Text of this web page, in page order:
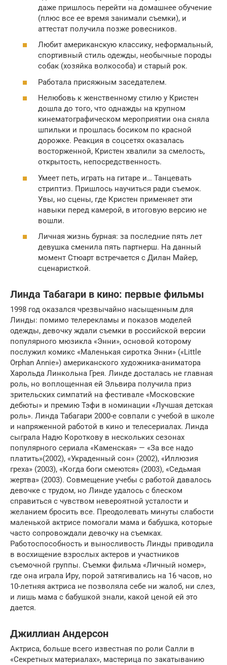
даже пришлось перейти на домашнее обучение
(плюс все ее время занимали съемки), и
аттестат получила позже ровесников.
Любит американскую классику, неформальный,
спортивный стиль одежды, необычные породы
собак (хозяйка волкособа) и старый рок.
Работала присяжным заседателем.
Нелюбовь к женственному стилю у Кристен
дошла до того, что однажды на крупном
кинематографическом мероприятии она сняла
шпильки и прошлась босиком по красной
дорожке. Реакция в соцсетях оказалась
восторженной, Кристен хвалили за смелость,
открытость, непосредственность.
Умеет петь, играть на гитаре и… Танцевать
стриптиз. Пришлось научиться ради съемок.
Увы, но сцены, где Кристен применяет эти
навыки перед камерой, в итоговую версию не
вошли.
Личная жизнь бурная: за последние пять лет
девушка сменила пять партнерш. На данный
момент Стюарт встречается с Дилан Майер,
сценаристкой.
Линда Табагари в кино: первые фильмы
1998 год оказался чрезвычайно насыщенным для
Линды: помимо телерекламы и показов моделей
одежды, девочку ждали съемки в российской версии
популярного мюзикла «Энни», основой которому
послужил комикс «Маленькая сиротка Энни» («Little
Orphan Annie») американского художника-аниматора
Харольда Линкольна Грея. Линде досталась не главная
роль, но воплощенная ей Эльвира получила приз
зрительских симпатий на фестивале «Московские
дебюты» и премию Тэфи в номинации «Лучшая детская
роль». Линда Табагари 2000-е совпали с учебой в школе
и напряженной работой в кино и телесериалах. Линда
сыграла Надю Короткову в нескольких сезонах
популярного сериала «Каменская» — «За все надо
платить»(2002), «Украденный сон» (2002), «Иллюзия
греха» (2003), «Когда боги смеются» (2003), «Седьмая
жертва» (2003). Совмещение учебы с работой давалось
девочке с трудом, но Линде удалось с блеском
справиться с чувством невероятной усталости и
желанием бросить все. Преодолевать минуты слабости
маленькой актрисе помогали мама и бабушка, которые
часто сопровождали девочку на съемках.
Работоспособность и выносливость Линды приводила
в восхищение взрослых актеров и участников
съемочной группы. Съемки фильма «Личный номер»,
где она играла Иру, порой затягивались на 16 часов, но
10-летняя актриса не позволяла себе ни жалоб, ни слез,
и лишь мама с бабушкой знали, какой ценой ей это
дается.
Джиллиан Андерсон
Актриса, больше всего известная по роли Салли в
«Секретных материалах», мастерица по закатыванию